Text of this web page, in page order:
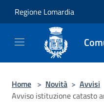
Regione Lomardia
Home > Novità > Avvisi
Avviso istituzione catasto